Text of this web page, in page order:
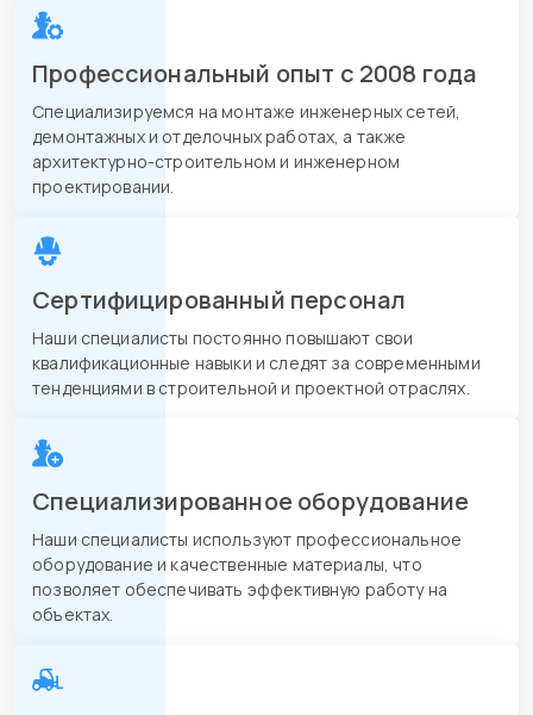
Профессиональный опыт с 2008 года
Специализируемся на монтаже инженерных сетей,
демонтажных и отделочных работах, а также
архитектурно-строительном и инженерном
проектировании.
Сертифицированный персонал
Наши специалисты постоянно повышают свои
квалификационные навыки и следят за современными
тенденциями в строительной и проектной отраслях.
Специализированное оборудование
Наши специалисты используют профессиональное
оборудование и качественные материалы, что
позволяет обеспечивать эффективную работу на
объектах.